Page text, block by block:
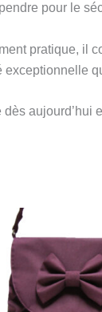
pour le
pratique, il